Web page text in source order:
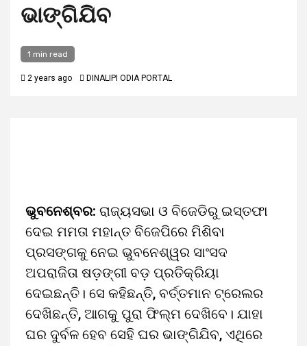
ଭାଙ୍ଗିଯିବ
1 min read
2 years ago DINALIPI ODIA PORTAL
ଭୁବନେଶ୍ବର: ରାଜ୍ୟସଭା ଓ ବିଜେଡିରୁ ଇସ୍ତଫା
ଦେଇ ମମତା ମହାନ୍ତ ବିଜେପିରେ ମିଶିବା
ପ୍ରସଙ୍ଗକୁ ନେଇ ଭୁବନେଶ୍ୱର ସାଂସଦ
ଅପରାଜିତା ଷଡ଼ଙ୍ଗୀ ବଡ଼ ପ୍ରତିକ୍ରିୟା
ଦେଇଛନ୍ତି। ସେ କହିଛନ୍ତି, ବର୍ତ୍ତମାନ ଟ୍ରେଲର
ଦେଖିଛନ୍ତି, ଆଗକୁ ପୁରା ଫିଲ୍ମ ଦେଖିବେ। ଯାହା
ଘର ଦୁର୍ବଳ ହେବ ସେହି ଘର ଭାଙ୍ଗିଯିବ, ଏଥିରେ